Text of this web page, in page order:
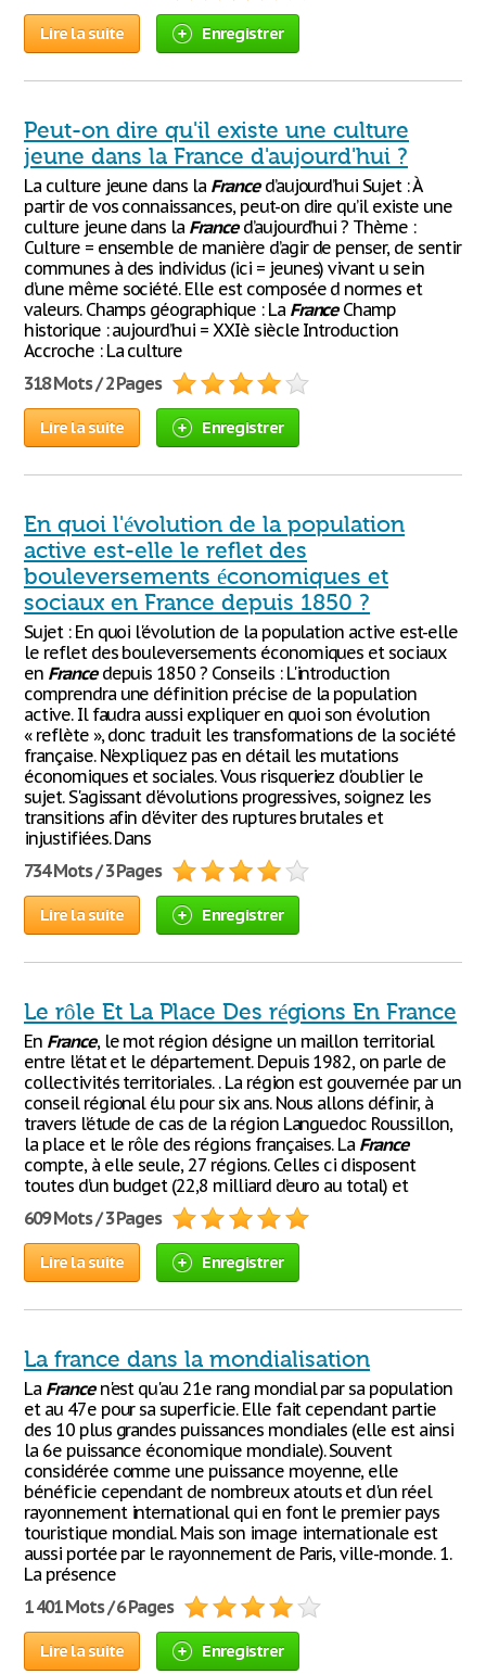
Lire la suite Enregistrer
Peut-on dire qu'il existe une culture
jeune dans la France d'aujourd'hui ?
La culture jeune dans la Franced’aujourd’hui Sujet : À
partir de vos connaissances, peut-on dire qu’il existe une
culture jeune dans la Franced’aujourd’hui ? Thème :
Culture = ensemble de manière d’agir de penser, de sentir
communes à des individus (ici = jeunes) vivant u sein
d’une même société. Elle est composée d normes et
valeurs. Champs géographique : La FranceChamp
historique : aujourd’hui = XXIè siècle Introduction
Accroche : La culture
318 Mots / 2 Pages
Lire la suite Enregistrer
En quoi l'évolution de la population
active est-elle le reflet des
bouleversements économiques et
sociaux en France depuis 1850 ?
Sujet : En quoi l'évolution de la population active est-elle
le reflet des bouleversements économiques et sociaux
en Francedepuis 1850 ? Conseils : L'introduction
comprendra une définition précise de la population
active. Il faudra aussi expliquer en quoi son évolution
« reflète », donc traduit les transformations de la société
française. N'expliquez pas en détail les mutations
économiques et sociales. Vous risqueriez d'oublier le
sujet. S'agissant d'évolutions progressives, soignez les
transitions afin d'éviter des ruptures brutales et
injustifiées. Dans
734 Mots / 3 Pages
Lire la suite Enregistrer
Le rôle Et La Place Des régions En France
En France, le mot région désigne un maillon territorial
entre l’état et le département. Depuis 1982, on parle de
collectivités territoriales. . La région est gouvernée par un
conseil régional élu pour six ans. Nous allons définir, à
travers l’étude de cas de la région Languedoc Roussillon,
la place et le rôle des régions françaises. La France
compte, à elle seule, 27 régions. Celles ci disposent
toutes d’un budget (22,8 milliard d’euro au total) et
609 Mots / 3 Pages
Lire la suite Enregistrer
La france dans la mondialisation
La Francen'est qu'au 21e rang mondial par sa population
et au 47e pour sa superficie. Elle fait cependant partie
des 10 plus grandes puissances mondiales (elle est ainsi
la 6e puissance économique mondiale). Souvent
considérée comme une puissance moyenne, elle
bénéficie cependant de nombreux atouts et d'un réel
rayonnement international qui en font le premier pays
touristique mondial. Mais son image internationale est
aussi portée par le rayonnement de Paris, ville-monde. 1.
La présence
1 401 Mots / 6 Pages
Lire la suite Enregistrer